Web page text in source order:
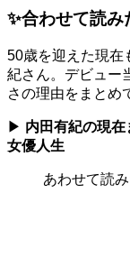
✨合わせて読
50歳を迎えた現在
紀さん。デビュー
さの理由をまとめ
▶ 内田有紀の現
女優人生
あわせて読